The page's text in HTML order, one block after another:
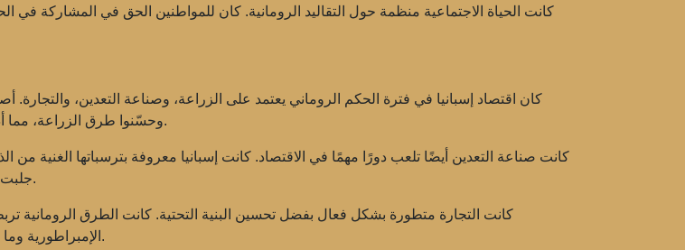
كانت الحياة الاجتماعية منظمة حول التقاليد الرومانية. كان للمواطنين الحق في المشاركة في
كان اقتصاد إسبانيا في فترة الحكم الروماني يعتمد على الزراعة، وصناعة التعدين،
وحسّنوا طرق الزراعة، مما أدى إلى زيادة الإنتاج والتصدير للمنتجات مثل زيت الزيتون، والنبيذ، والحبوب.
كانت صناعة التعدين أيضًا تلعب دورًا مهمًا في الاقتصاد. كانت إسبانيا معروفة بترسباتها الغنية
جلبت استخراج هذه المعادن إيرادات كبيرة لكل من السلطات المحلية والرومانية.
كانت التجارة متطورة بشكل فعال بفضل تحسين البنية التحتية. كانت الطرق
الإمبراطورية وما وراءها. أصبحت الموانئ الرئيسية مثل قادس ومالقة مراكز التجارة البحرية.